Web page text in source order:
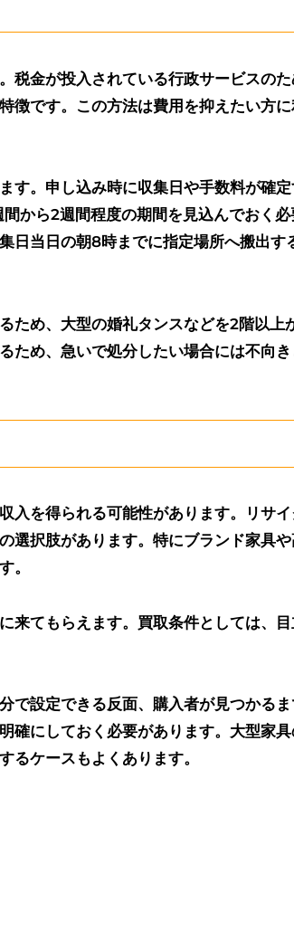
税金が投入されている行政サービスのた
徴です。この方法は費用を抑えたい方
す。申し込み時に収集日や手数料が確
から2週間程度の期間を見込んでおく必
日当日の朝8時までに指定場所へ搬出す
ため、大型の婚礼タンスなどを2階以上
ため、急いで処分したい場合には不向き
入を得られる可能性があります。リサイ
選択肢があります。特にブランド家具
。
来てもらえます。買取条件としては、
で設定できる反面、購入者が見つかる
確にしておく必要があります。大型家
るケースもよくあります。